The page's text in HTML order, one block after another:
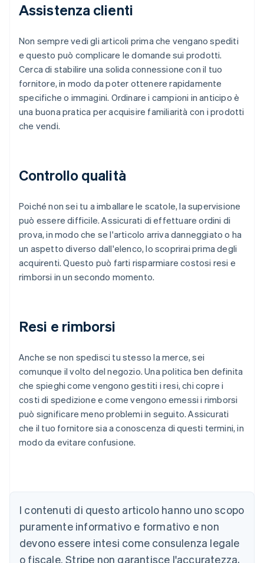
Assistenza clienti
Non sempre vedi gli articoli prima che vengano spediti
e questo può complicare le domande sui prodotti.
Cerca di stabilire una solida connessione con il tuo
fornitore, in modo da poter ottenere rapidamente
specifiche o immagini. Ordinare i campioni in anticipo è
una buona pratica per acquisire familiarità con i prodotti
che vendi.
Controllo qualità
Poiché non sei tu a imballare le scatole, la supervisione
può essere difficile. Assicurati di effettuare ordini di
prova, in modo che se l'articolo arriva danneggiato o ha
un aspetto diverso dall'elenco, lo scoprirai prima degli
acquirenti. Questo può farti risparmiare costosi resi e
rimborsi in un secondo momento.
Resi e rimborsi
Anche se non spedisci tu stesso la merce, sei
comunque il volto del negozio. Una politica ben definita
che spieghi come vengono gestiti i resi, chi copre i
costi di spedizione e come vengono emessi i rimborsi
può significare meno problemi in seguito. Assicurati
che il tuo fornitore sia a conoscenza di questi termini, in
modo da evitare confusione.
I contenuti di questo articolo hanno uno scopo
puramente informativo e formativo e non
devono essere intesi come consulenza legale
o fiscale. Stripe non garantisce l'accuratezza,
NederlandsFrançaisDeutschEnglish
Brasile
Bulgaria
English